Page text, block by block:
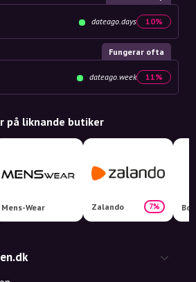
dateago.days 10%
Fungerar ofta
dateago.week 11%
på liknande butiker
Mens-Wear Zalando 7%